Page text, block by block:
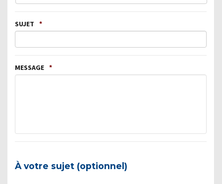
SUJET *
MESSAGE *
À votre sujet (optionnel)